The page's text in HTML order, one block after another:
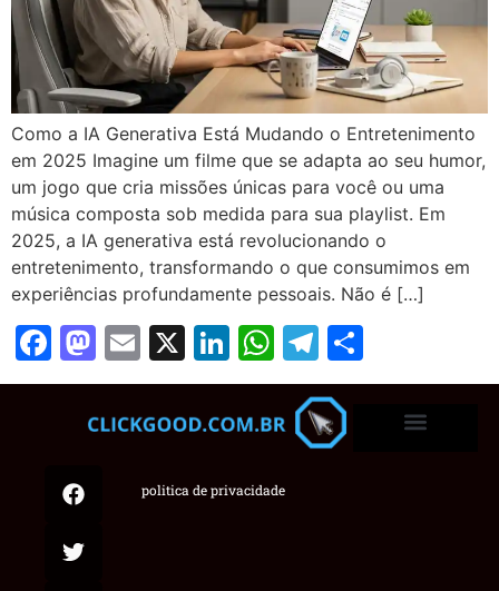
Como a IA Generativa Está Mudando o Entretenimento
em 2025 Imagine um filme que se adapta ao seu humor,
um jogo que cria missões únicas para você ou uma
música composta sob medida para sua playlist. Em
2025, a IA generativa está revolucionando o
entretenimento, transformando o que consumimos em
experiências profundamente pessoais. Não é […]
Facebook
Mastodon
Email
X LinkedIn
WhatsApp
Telegram
politica de privacidade